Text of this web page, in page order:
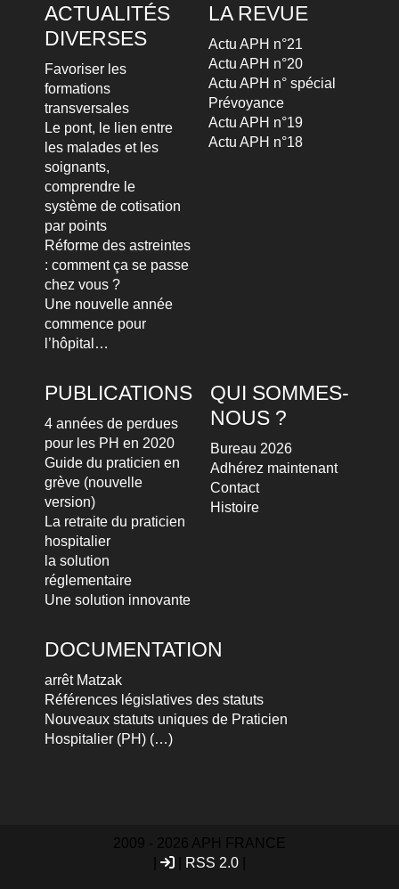
ACTUALITÉS
DIVERSES
Favoriser les
formations
transversales
Le pont, le lien entre
les malades et les
soignants,
comprendre le
système de cotisation
par points
Réforme des astreintes
: comment ça se passe
chez vous ?
Une nouvelle année
commence pour
l’hôpital…
LA REVUE
Actu APH n°21
Actu APH n°20
Actu APH n° spécial
Prévoyance
Actu APH n°19
Actu APH n°18
PUBLICATIONS
4 années de perdues
pour les PH en 2020
Guide du praticien en
grève (nouvelle
version)
La retraite du praticien
hospitalier
la solution
réglementaire
Une solution innovante
QUI SOMMES-
NOUS ?
Bureau 2026
Adhérez maintenant
Contact
Histoire
DOCUMENTATION
arrêt Matzak
Références législatives des statuts
Nouveaux statuts uniques de Praticien
Hospitalier (PH) (…)
2009 - 2026 APH FRANCE
RSS 2.0